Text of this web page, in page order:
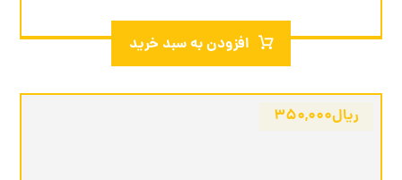
افزودن به سبد خرید
ریال۳۵۰,۰۰۰